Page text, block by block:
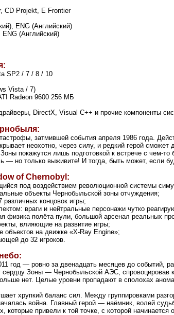
CD Projekt, E Frontier
ENG (Английский)
ENG (Английский)
SP2 / 7 / 8 / 10
Vista / 7)
Radeon 9600 256 МБ
DirectX, Visual C++ и прочие компоненты
затмившей события апреля 1986 года.
неохотно, через силу, и редкий герой
покажутся лишь подготовкой к встрече с
— но только выживите! И тогда, быть может, если
of Chernobyl:
под воздействием революционной системы
объекты Чернобыльской зоны отчуждения;
концовок игры;
враги и нейтральные персонажи чутко
физика полёта пули, большой арсенал реальных
влияющие на развитие игры;
на движке «X-Ray Engine»;
до 32 игроков.
год — ровно за двенадцать месяцев до событий,
Зоны — Чернобыльской АЭС, спровоцировав
нет. Целые уровни пропадают в сполохах
хрупкий баланс сил. Между группировками
война. Главный герой — наёмник, волей
привели к той точке, с которой начинается